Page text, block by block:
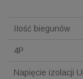
IIość biegunów
4P
Napięcie izolacji Ui